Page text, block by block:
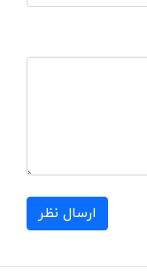
ارسال نظر